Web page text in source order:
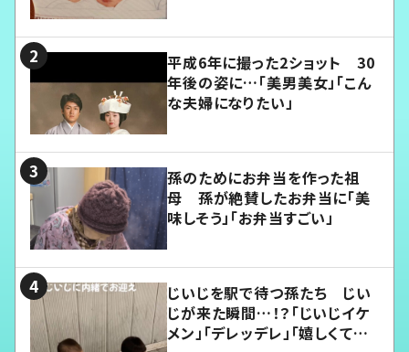
平成6年に撮った2ショット 30
年後の姿に…「美男美女」「こん
な夫婦になりたい」
孫のためにお弁当を作った祖
母 孫が絶賛したお弁当に「美
味しそう」「お弁当すごい」
じいじを駅で待つ孫たち じい
じが来た瞬間…！？「じいじイケ
メン」「デレッデレ」「嬉しくて可